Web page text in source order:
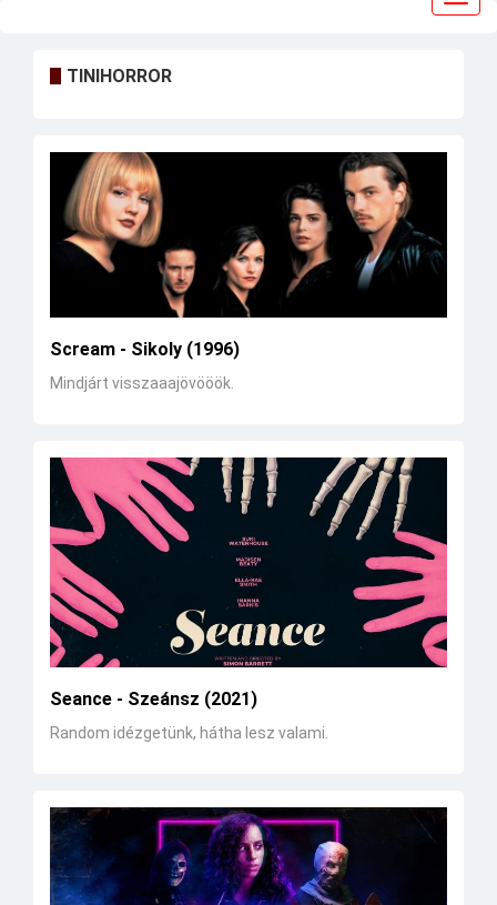
TINIHORROR
Scream - Sikoly (1996)
Mindjárt visszaaajövööök.
Seance - Szeánsz (2021)
Random idézgetünk, hátha lesz valami.